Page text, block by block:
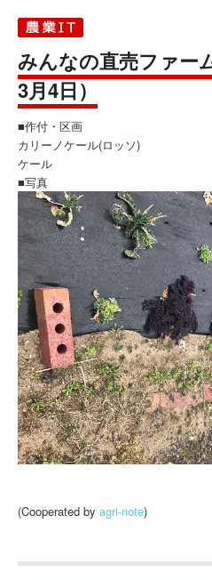
みんなの直売ファー
3月4日）
■作付・区画
カリーノケール(ロッソ)
ケール
■写真
(Cooperated by agri-note)